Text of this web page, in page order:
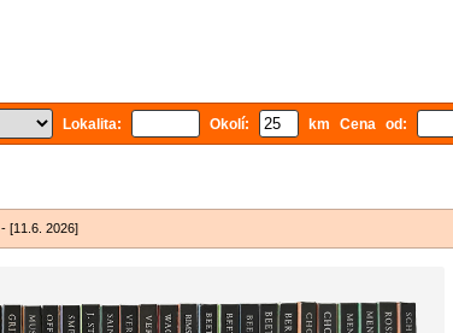
Lokalita: Okolí: km Cena od:
- [11.6. 2026]